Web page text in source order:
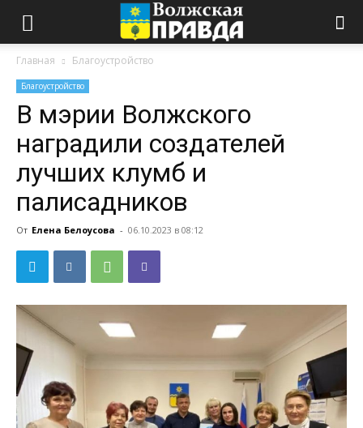
Главная Благоустройство
Благоустройство
В мэрии Волжского
наградили создателей
лучших клумб и
палисадников
От Елена Белоусова - 06.10.2023 в 08:12